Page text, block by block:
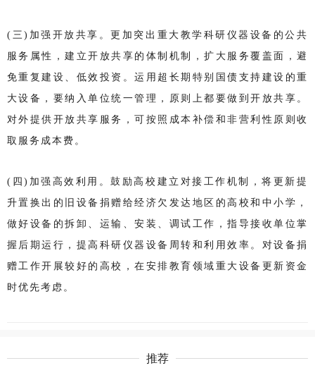
(三)加强开放共享。更加突出重大教学科研仪器设备的公共
服务属性，建立开放共享的体制机制，扩大服务覆盖面，避
免重复建设、低效投资。运用超长期特别国债支持建设的重
大设备，要纳入单位统一管理，原则上都要做到开放共享。
对外提供开放共享服务，可按照成本补偿和非营利性原则收
取服务成本费。
(四)加强高效利用。鼓励高校建立对接工作机制，将更新提
升置换出的旧设备捐赠给经济欠发达地区的高校和中小学，
做好设备的拆卸、运输、安装、调试工作，指导接收单位掌
握后期运行，提高科研仪器设备周转和利用效率。对设备捐
赠工作开展较好的高校，在安排教育领域重大设备更新资金
时优先考虑。
推荐